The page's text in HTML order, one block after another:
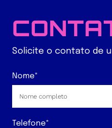
Solicite o contato de
Nome*
Telefone*